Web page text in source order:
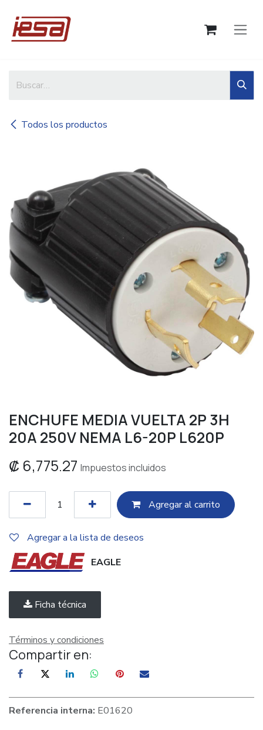
Todos los productos
ENCHUFE MEDIA VUELTA 2P 3H
20A 250V NEMA L6-20P L620P
₡ 6,775.27 Impuestos incluidos
Agregar al c​​arrito
Agregar a la lista de deseos
EAGLE
Ficha técnica
Términos y condiciones
Compartir en:
Referencia interna: E01620